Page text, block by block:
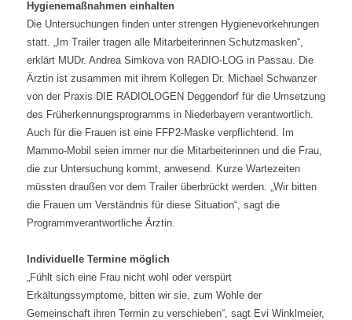
Hygienemaßnahmen einhalten
Die Untersuchungen finden unter strengen Hygienevorkehrungen
statt. „Im Trailer tragen alle Mitarbeiterinnen Schutzmasken“,
erklärt MUDr. Andrea Simkova von RADIO-LOG in Passau. Die
Ärztin ist zusammen mit ihrem Kollegen Dr. Michael Schwanzer
von der Praxis DIE RADIOLOGEN Deggendorf für die Umsetzung
des Früherkennungsprogramms in Niederbayern verantwortlich.
Auch für die Frauen ist eine FFP2-Maske verpflichtend. Im
Mammo-Mobil seien immer nur die Mitarbeiterinnen und die Frau,
die zur Untersuchung kommt, anwesend. Kurze Wartezeiten
müssten draußen vor dem Trailer überbrückt werden. „Wir bitten
die Frauen um Verständnis für diese Situation“, sagt die
Programmverantwortliche Ärztin.
Individuelle Termine möglich
„Fühlt sich eine Frau nicht wohl oder verspürt
Erkältungssymptome, bitten wir sie, zum Wohle der
Gemeinschaft ihren Termin zu verschieben“, sagt Evi Winklmeier,